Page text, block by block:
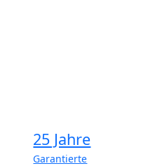
25 Jahre
Garantierte